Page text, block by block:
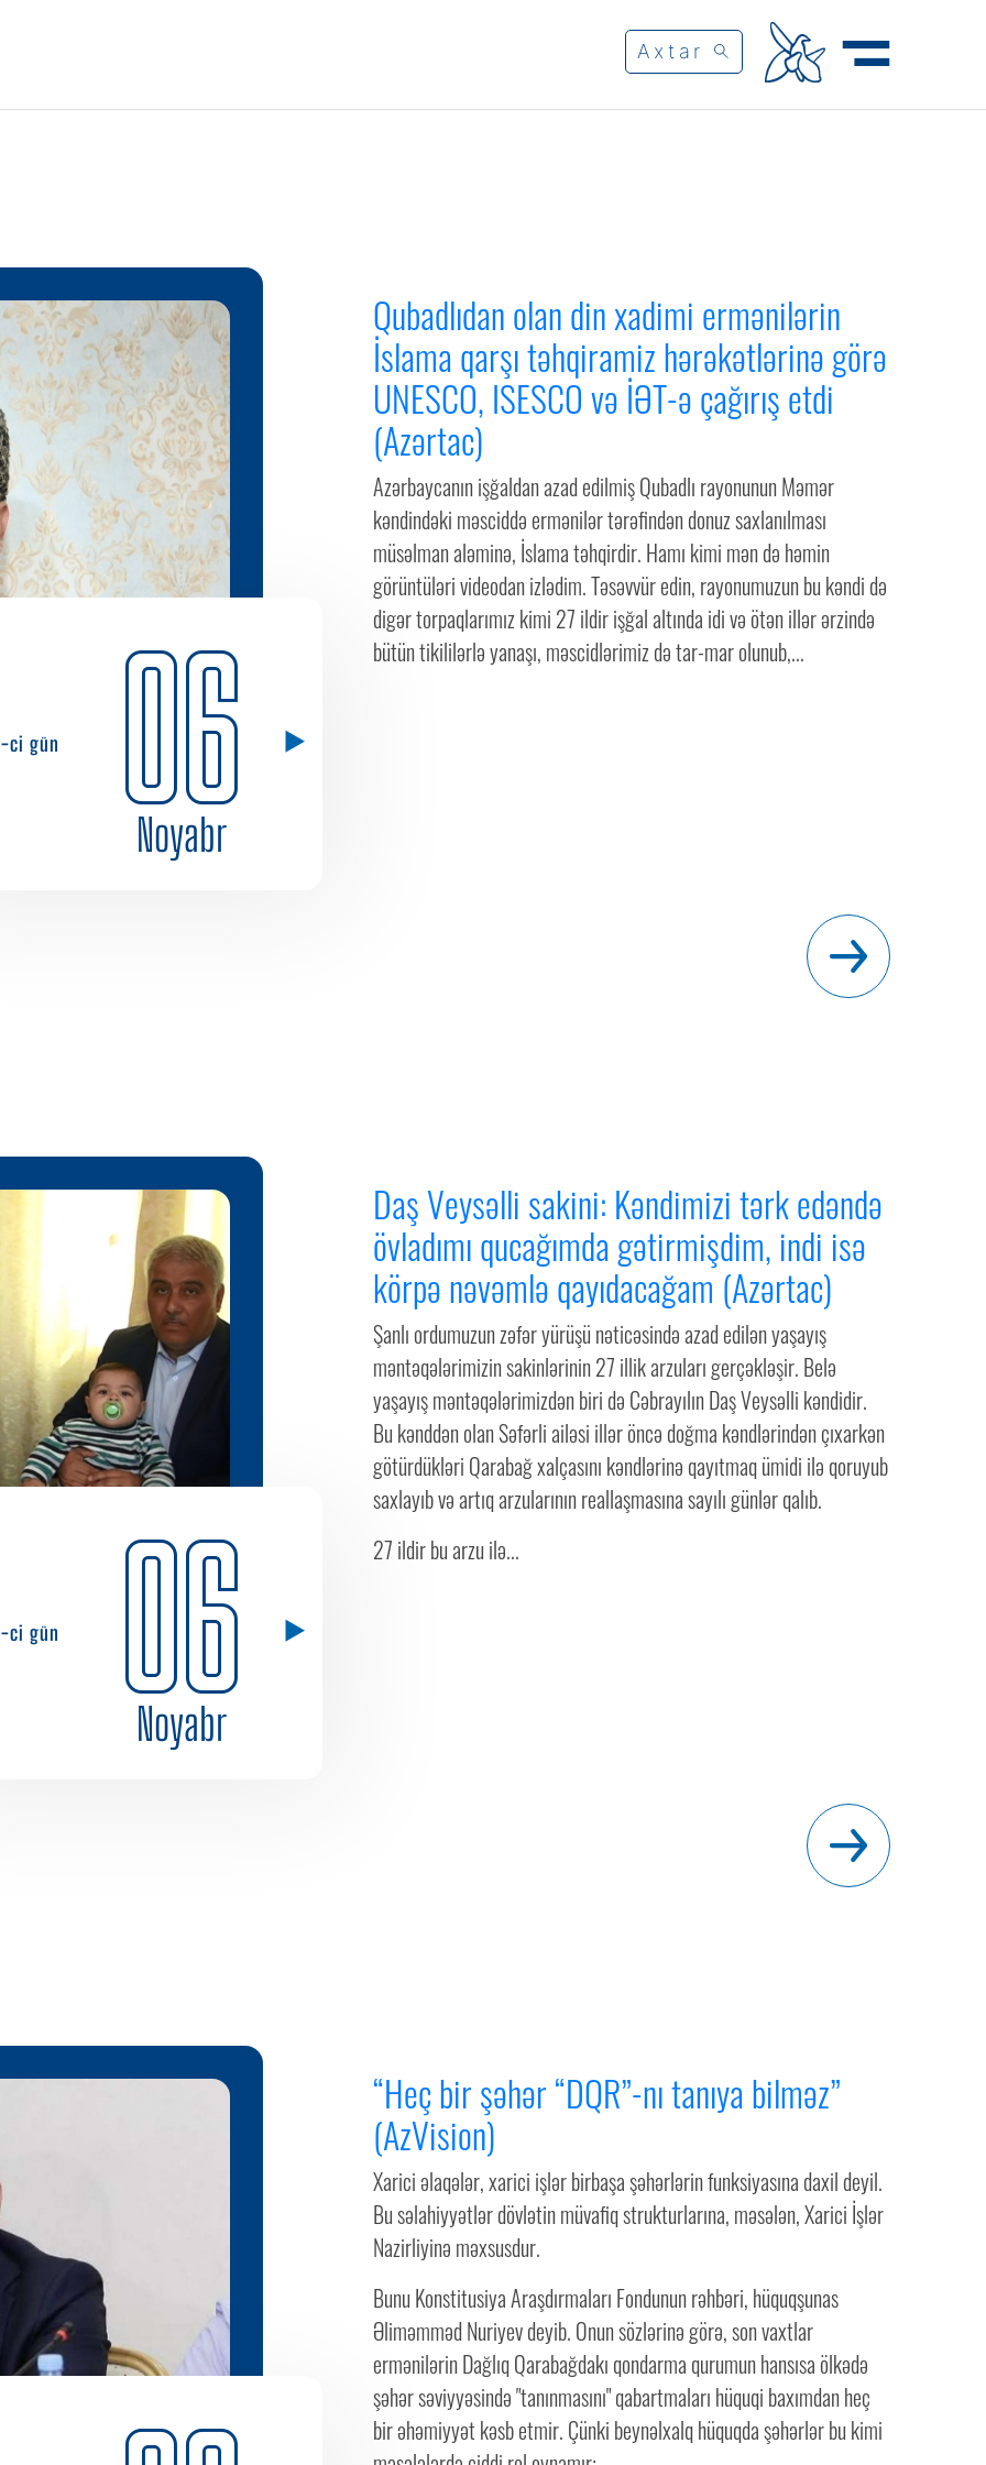
ci gün 06
Noyabr
Qubadlıdan olan din xadimi ermənilərin
İslama qarşı təhqiramiz hərəkətlərinə görə
UNESCO, ISESCO və İƏT-ə çağırış etdi
(Azərtac)
Azərbaycanın işğaldan azad edilmiş Qubadlı rayonunun Məmər
kəndindəki məsciddə ermənilər tərəfindən donuz saxlanılması
müsəlman aləminə, İslama təhqirdir. Hamı kimi mən də həmin
görüntüləri videodan izlədim. Təsəvvür edin, rayonumuzun bu kəndi də
digər torpaqlarımız kimi 27 ildir işğal altında idi və ötən illər ərzində
bütün tikililərlə yanaşı, məscidlərimiz də tar-mar olunub,...
ci gün 06
Noyabr
Daş Veysəlli sakini: Kəndimizi tərk edəndə
övladımı qucağımda gətirmişdim, indi isə
körpə nəvəmlə qayıdacağam (Azərtac)
Şanlı ordumuzun zəfər yürüşü nəticəsində azad edilən yaşayış
məntəqələrimizin sakinlərinin 27 illik arzuları gerçəkləşir. Belə
yaşayış məntəqələrimizdən biri də Cəbrayılın Daş Veysəlli kəndidir.
Bu kənddən olan Səfərli ailəsi illər öncə doğma kəndlərindən çıxarkən
götürdükləri Qarabağ xalçasını kəndlərinə qayıtmaq ümidi ilə qoruyub
saxlayıb və artıq arzularının reallaşmasına sayılı günlər qalıb.
27 ildir bu arzu ilə...
“Heç bir şəhər “DQR”-nı tanıya bilməz”
(AzVision)
Xarici əlaqələr, xarici işlər birbaşa şəhərlərin funksiyasına daxil deyil.
Bu səlahiyyətlər dövlətin müvafiq strukturlarına, məsələn, Xarici İşlər
Nazirliyinə məxsusdur.
Bunu Konstitusiya Araşdırmaları Fondunun rəhbəri, hüquqşunas
Əliməmməd Nuriyev deyib. Onun sözlərinə görə, son vaxtlar
ermənilərin Dağlıq Qarabağdakı qondarma qurumun hansısa ölkədə
şəhər səviyyəsində "tanınmasını" qabartmaları hüquqi baxımdan heç
bir əhəmiyyət kəsb etmir. Çünki beynəlxalq hüquqda şəhərlər bu kimi